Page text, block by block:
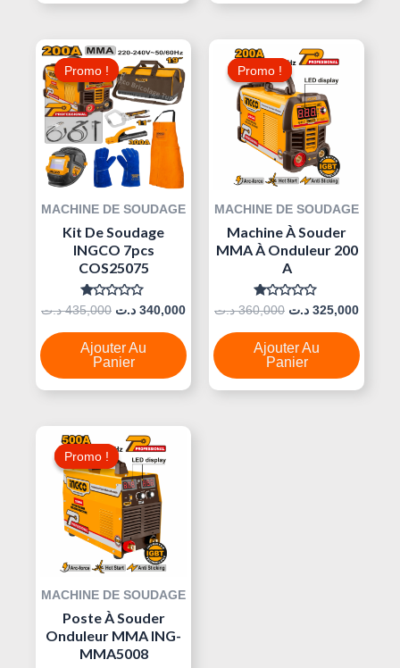
Promo !
Promo !
MACHINE DE SOUDAGE
Kit De Soudage
INGCO 7pcs
COS25075
Note
Sur
5
435,000 د.ت
Le
Prix
Initial
Était :
340,000 د.ت
Le
Actuel
340,000 د.ت.
Ajouter Au
Panier
Promo !
Promo !
MACHINE DE SOUDAGE
Machine À Souder
MMA À Onduleur 200
A
Note
Sur
5
360,000 د.ت
Le
Prix
Initial
Était :
325,000 د.ت
Le
Ajouter Au
Panier
Promo !
Promo !
MACHINE DE SOUDAGE
Poste À Souder
Onduleur MMA ING-
MMA5008
Prix
Initial
Était :
Prix
Actuel
Est :